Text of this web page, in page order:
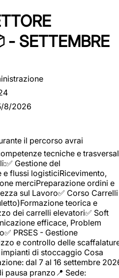
- SETTEMBRE
8/2026
il percorso avrai
tecniche e
Gestione del
flussi logisticiRicevimento,
merciPreparazione ordini e
sul Lavoro✅ Corso Carrelli
teorica e
dei carrelli elevatori✅ Soft
efficace, Problem
PRSES - Gestione
e controllo delle
di stoccaggio Cosa
dal 7 al 16 settembre
pausa pranzo📍 Sede: